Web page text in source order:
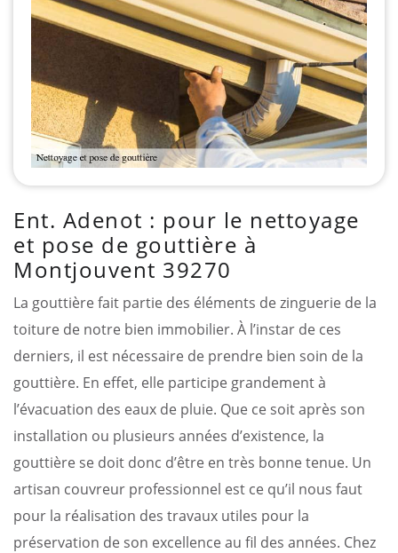
Ent. Adenot : pour le nettoyage
et pose de gouttière à
Montjouvent 39270
La gouttière fait partie des éléments de zinguerie de la
toiture de notre bien immobilier. À l’instar de ces
derniers, il est nécessaire de prendre bien soin de la
gouttière. En effet, elle participe grandement à
l’évacuation des eaux de pluie. Que ce soit après son
installation ou plusieurs années d’existence, la
gouttière se doit donc d’être en très bonne tenue. Un
artisan couvreur professionnel est ce qu’il nous faut
pour la réalisation des travaux utiles pour la
préservation de son excellence au fil des années. Chez